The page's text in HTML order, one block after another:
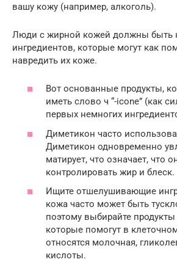
вашу кожу (например, алкоголь).
Люди с жирной кожей должны быть
ингредиентов, которые могут как
навредить их коже.
Вот основанные продукты,
иметь слово ч “-icone” (как
первых немногих
Диметикон часто
Диметикон одновременно
матирует, что означает, что
контролировать жир и блеск.
Ищите отшелушивающие
кожа часто может быть
поэтому выбирайте
которые помогут в
относятся молочная,
кислоты.